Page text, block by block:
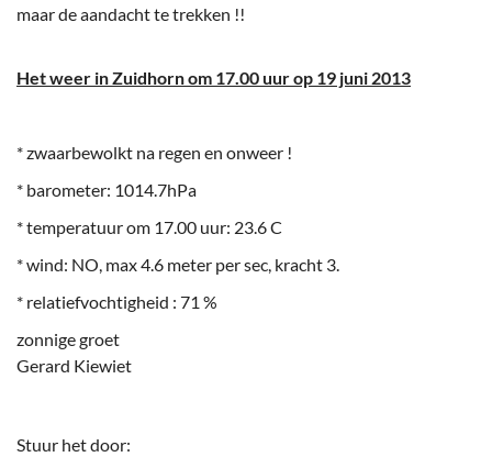
maar de aandacht te trekken !!
Het weer in Zuidhorn om 17.00 uur op 19 juni 2013
* zwaarbewolkt na regen en onweer !
* barometer: 1014.7hPa
* temperatuur om 17.00 uur: 23.6 C
* wind: NO, max 4.6 meter per sec, kracht 3.
* relatiefvochtigheid : 71 %
zonnige groet
Gerard Kiewiet
Stuur het door: